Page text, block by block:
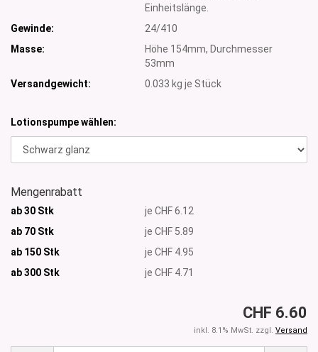
Einheitslänge.
Gewinde:
24/410
Masse:
Höhe 154mm, Durchmesser
53mm
Versandgewicht:
0.033 kg je Stück
Lotionspumpe wählen:
Mengenrabatt
ab 30 Stk
je CHF 6.12
ab 70 Stk
je CHF 5.89
ab 150 Stk
je CHF 4.95
ab 300 Stk je CHF 4.71
CHF 6.60
inkl. 8.1% MwSt. zzgl. Versand